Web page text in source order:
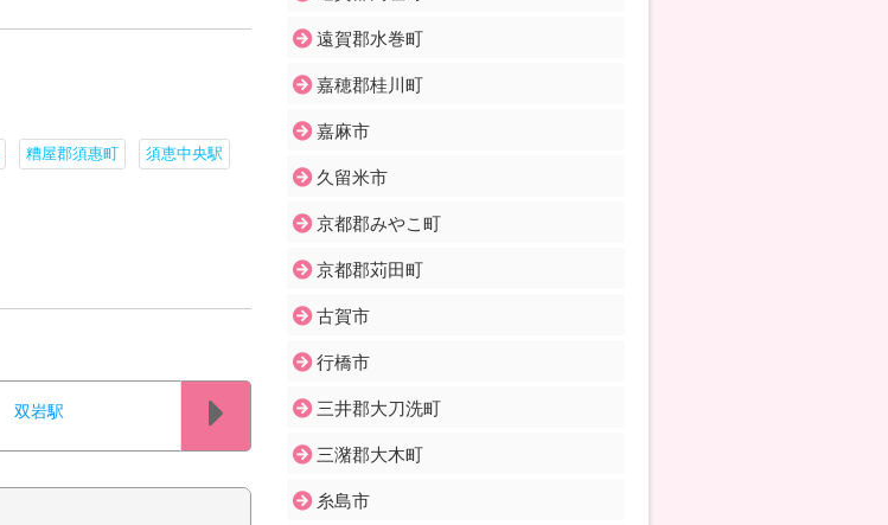
糟屋郡須惠町 須恵中央駅
双岩駅
遠賀郡水巻町
嘉穂郡桂川町
嘉麻市
久留米市
京都郡みやこ町
京都郡苅田町
古賀市
行橋市
三井郡大刀洗町
三潴郡大木町
糸島市